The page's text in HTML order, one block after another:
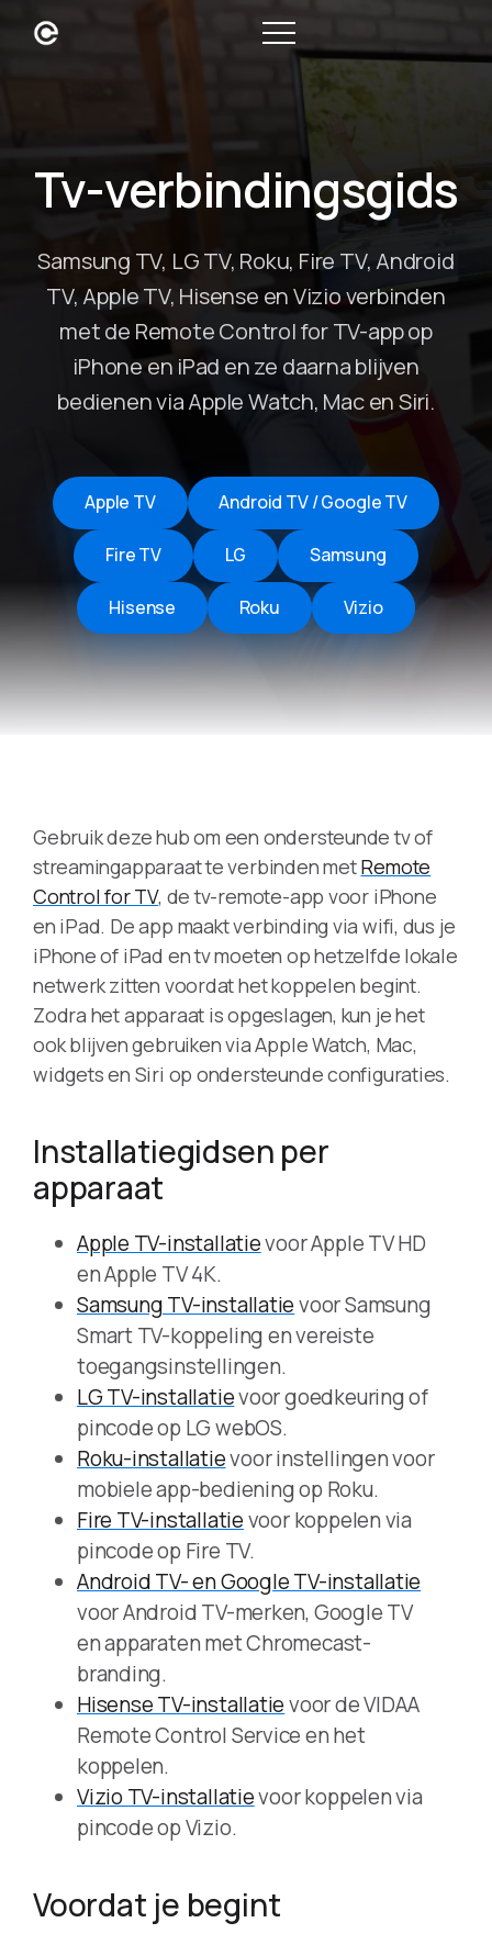
Tv-verbindingsgids
Samsung TV, LG TV, Roku, Fire TV, Android
TV, Apple TV, Hisense en Vizio verbinden
met de Remote Control for TV-app op
iPhone en iPad en ze daarna blijven
bedienen via Apple Watch, Mac en Siri.
Apple TV Android TV / Google TV
Fire TV LG Samsung
Hisense Roku Vizio
Gebruik deze hub om een ondersteunde tv of
streamingapparaat te verbinden metRemote
Control for TV, de tv-remote-app voor iPhone
en iPad. De app maakt verbinding via wifi, dus je
iPhone of iPad en tv moeten op hetzelfde lokale
netwerk zitten voordat het koppelen begint.
Zodra het apparaat is opgeslagen, kun je het
ook blijven gebruiken via Apple Watch, Mac,
widgets en Siri op ondersteunde configuraties.
Installatiegidsen per
apparaat
Apple TV-installatievoor Apple TV HD
en Apple TV 4K.
Samsung TV-installatievoor Samsung
Smart TV-koppeling en vereiste
toegangsinstellingen.
LG TV-installatievoor goedkeuring of
pincode op LG webOS.
Roku-installatievoor instellingen voor
mobiele app-bediening op Roku.
Fire TV-installatievoor koppelen via
pincode op Fire TV.
Android TV- en Google TV-installatie
voor Android TV-merken, Google TV
en apparaten met Chromecast-
branding.
Hisense TV-installatievoor de VIDAA
Remote Control Service en het
koppelen.
Vizio TV-installatievoor koppelen via
pincode op Vizio.
Voordat je begint